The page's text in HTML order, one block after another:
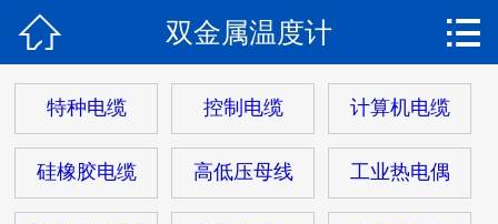

关于我们
产品中心
热门电缆
 双金属温度计 
特种电缆 控制电缆 计算机电缆
硅橡胶电缆 高低压母线 工业热电偶